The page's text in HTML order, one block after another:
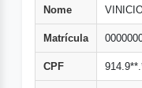
Nome
Matrícula
CPF